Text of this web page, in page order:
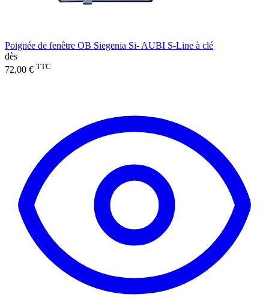
Poignée de fenêtre OB Siegenia Si- AUBI S-Line à clé
dès
72,00 € TTC